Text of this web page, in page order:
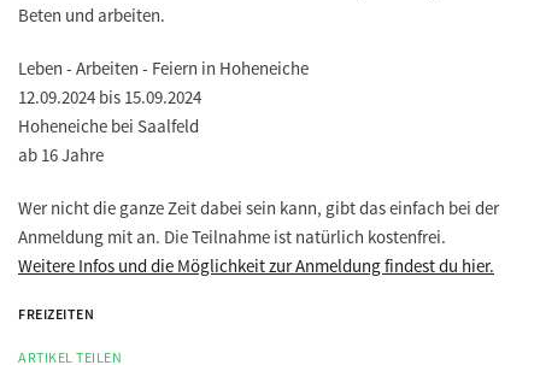
Beten und arbeiten.
Leben - Arbeiten - Feiern in Hoheneiche
12.09.2024 bis 15.09.2024
Hoheneiche bei Saalfeld
ab 16 Jahre
Wer nicht die ganze Zeit dabei sein kann, gibt das einfach bei der
Anmeldung mit an. Die Teilnahme ist natürlich kostenfrei.
Weitere Infos und die Möglichkeit zur Anmeldung findest du hier.
FREIZEITEN
ARTIKEL TEILEN